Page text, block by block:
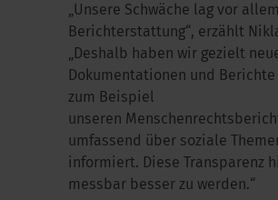
„Unsere Schwäche lag vor
Berichterstattung“, erzählt
„Deshalb haben wir gezielt
Dokumentationen und
zum Beispiel
unseren
umfassend über soziale
informiert. Diese Transparenz
messbar besser zu werden.“